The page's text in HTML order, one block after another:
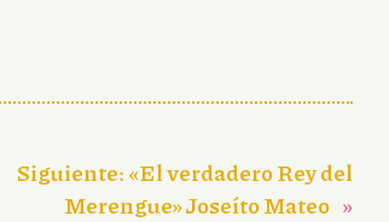
Siguiente:«El verdadero Rey del
Merengue» Joseíto Mateo »